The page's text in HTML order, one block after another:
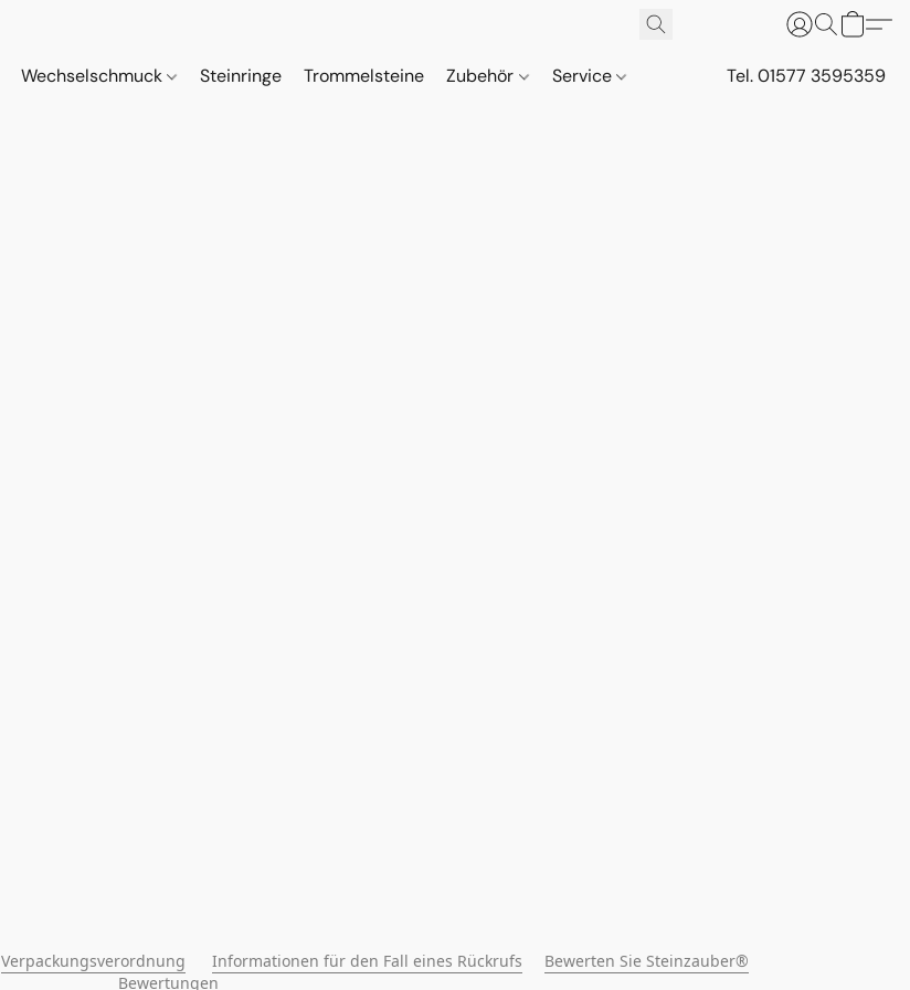
Wechselschmuck Steinringe Trommelsteine Zubehör Service Tel. 01577 3595359
Verpackungsverordnung Informationen für den Fall eines Rückrufs
Bewerten Sie Steinzauber®
Bewertungen